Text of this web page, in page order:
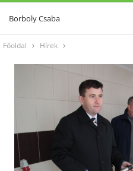
Borboly Csaba
Főoldal Hírek